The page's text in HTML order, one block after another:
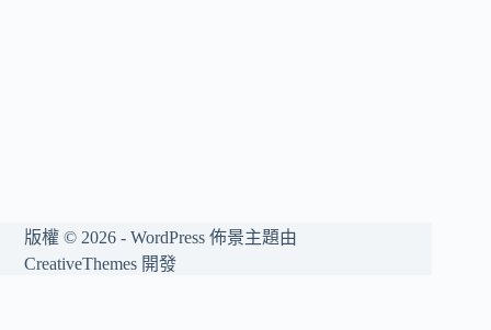
版權 © 2026 - WordPress 佈景主題由
CreativeThemes 開發